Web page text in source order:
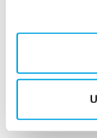
og bedre
Stabil
merder
lavere